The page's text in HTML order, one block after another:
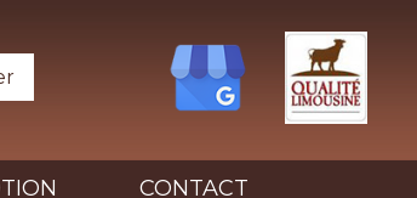
CONTACT